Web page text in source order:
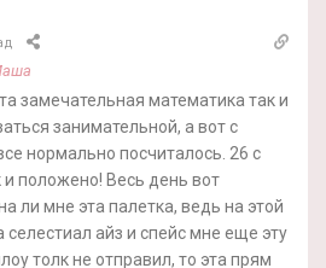
замечательная математика так и
занимательной, а вот с
нормально посчиталось. 26 с
положено! Весь день вот
ли мне эта палетка, ведь на этой
селестиал айз и спейс мне еще эту
толк не отправил, то эта прям